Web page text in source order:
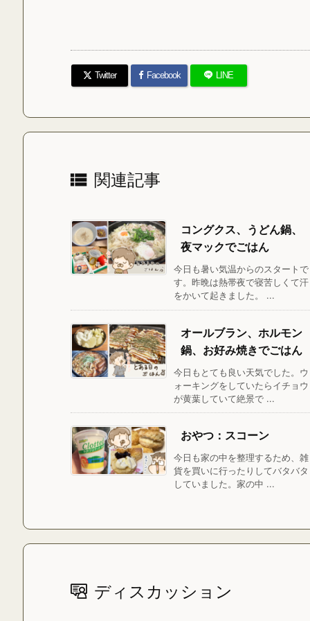
Twitter Facebook LINE
 関連記事
コングクス、うどん鍋、
夜マックでごはん
今日も暑い気温からのスタートで
す。昨晩は熱帯夜で寝苦しくて汗
をかいて起きました。 ...
オールブラン、ホルモン
鍋、お好み焼きでごはん
今日もとても良い天気でした。ウ
ォーキングをしていたらイチョウ
が黄葉していて絶景で ...
おやつ：スコーン
今日も家の中を整理するため、雑
貨を買いに行ったりしてバタバタ
していました。家の中 ...
ディスカッション